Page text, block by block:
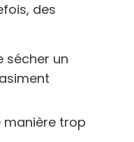
des
sécher un
manière trop